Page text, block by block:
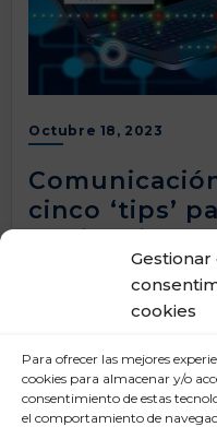
Gestionar
cookies
Para ofrecer las mejores
cookies para almacenar y/o
consentimiento de estas
el comportamiento de
Octubre 18, 2023
cinco ‘tips’
Este post no
definitiva del éxito,
creatividad.
Y es que, en un
sobreinformación, en